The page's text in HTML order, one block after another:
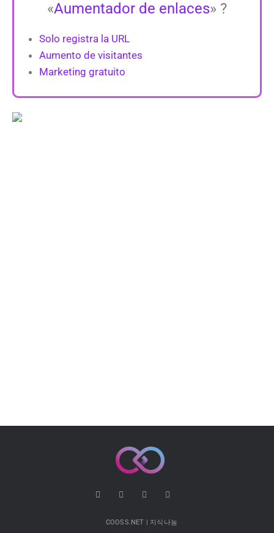
«Aumentador de enlaces» ?
Solo registra la URL
Aumento de visitantes
Marketing gratuito
COOSS.NET | 지식나눔